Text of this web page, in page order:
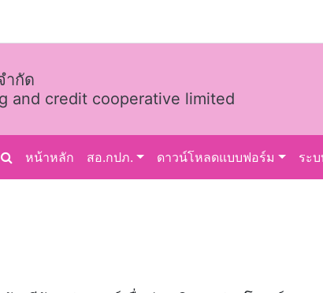
ำกัด
and credit cooperative limited
หน้าหลัก สอ.กปภ. ดาวน์โหลดแบบฟอร์ม ระ